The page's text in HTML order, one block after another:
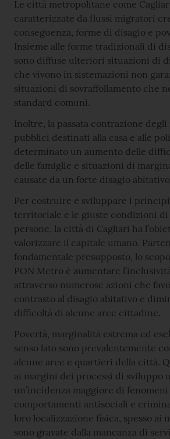
Le città metropolitane come
caratterizzate da flussi migratori
conseguenza, forme di disagio e
Insieme alle forme tradizionali di
sono diffuse ulteriori situazioni di
che vivono in sistemazioni non
situazioni di sovraffollamento che
standard comuni.
Inoltre, la passata contrazione
pubblici destinati alla casa e alle
determinato un aumento delle
delle famiglie e situazioni di
causate da un forte disagio
Per costruire e sviluppare i
territoriale e le giuste condizioni di
persone, la città di Cagliari ha
valorizzare il capitale umano.
fondamentale presupposto, lo scopo
PON Metro è aumentare
attraverso numerose azioni che
contrasto al disagio abitativo e
difficoltà di alcune aree cittadine.
Povertà, marginalità estrema ed
senso lato sono prevalentemente
alcune aree e quartieri della città.
ai margini dei processi di sviluppo
un’incidenza maggiore di fenomeni
comportamenti antisociali e
loro localizzazione fisica, spesso ai
sono gravate dalla mancanza di